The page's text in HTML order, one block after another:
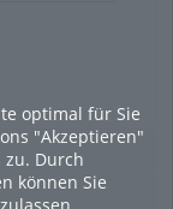
optimal für Sie
"Akzeptieren"
zu. Durch
können Sie